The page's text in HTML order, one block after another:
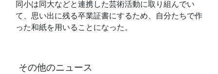
同小は同大などと連携した芸術活動に取り組んでい
て、思い出に残る卒業証書にするため、自分たちで作
った和紙を用いることになった。
その他のニュース